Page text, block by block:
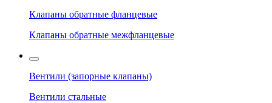
Клапаны обратные фланцевые
Клапаны обратные межфланцевые
Вентили (запорные клапаны)
Вентили стальные